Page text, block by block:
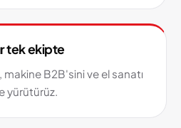
tek ekipte
makine B2B'sini ve el sanatı
yürütürüz.